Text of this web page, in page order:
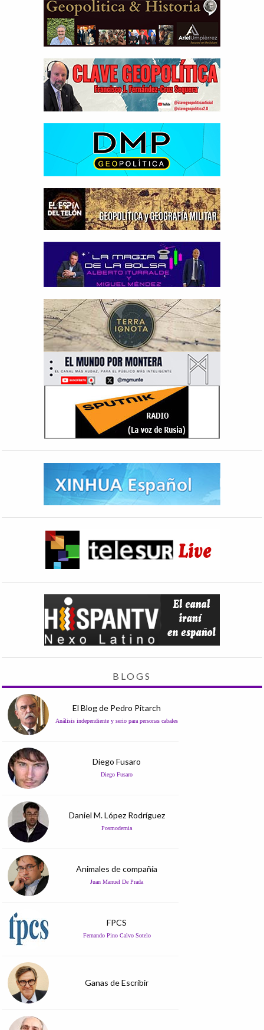
BLOGS
El Blog de Pedro Pitarch
Análisis independiente y serio para personas cabales
Diego Fusaro
Diego Fusaro
Daniel M. López Rodríguez
Posmodernia
Animales de compañía
Juan Manuel De Prada
FPCS
Fernando Pino Calvo Sotelo
Ganas de Escribir